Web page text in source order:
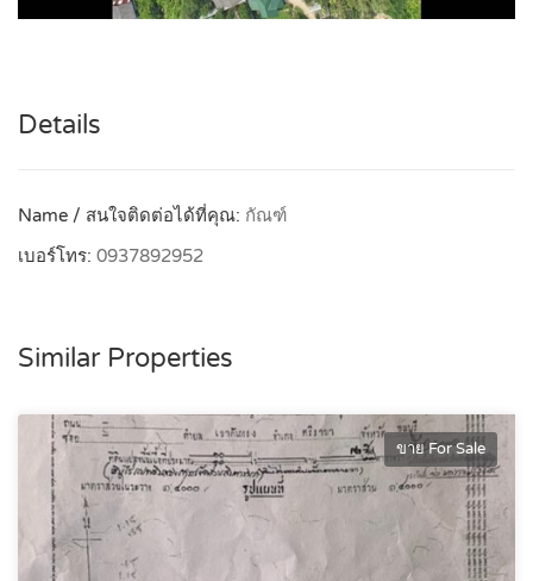
Details
Name / สนใจติดต่อได้ที่คุณ: กัณฑ์
เบอร์โทร: 0937892952
Similar Properties
ขาย For Sale